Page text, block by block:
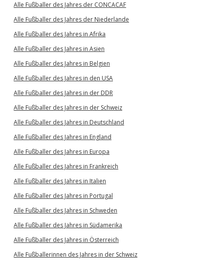
Alle Fußballer des Jahres der CONCACAF
Alle Fußballer des Jahres der Niederlande
Alle Fußballer des Jahres in Afrika
Alle Fußballer des Jahres in Asien
Alle Fußballer des Jahres in Belgien
Alle Fußballer des Jahres in den USA
Alle Fußballer des Jahres in der DDR
Alle Fußballer des Jahres in der Schweiz
Alle Fußballer des Jahres in Deutschland
Alle Fußballer des Jahres in England
Alle Fußballer des Jahres in Europa
Alle Fußballer des Jahres in Frankreich
Alle Fußballer des Jahres in Italien
Alle Fußballer des Jahres in Portugal
Alle Fußballer des Jahres in Schweden
Alle Fußballer des Jahres in Südamerika
Alle Fußballer des Jahres in Österreich
Alle Fußballerinnen des Jahres in der Schweiz